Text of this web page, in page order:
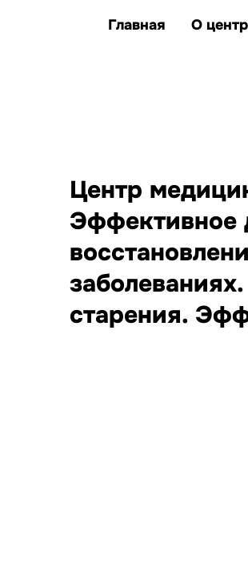
единственные
здоровье и качество жизни
заболеваний, при которых
Главная
О
Центр
Эффективное
старения.